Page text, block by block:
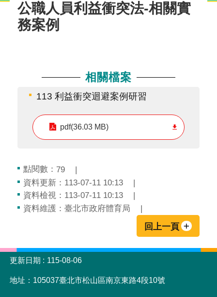
公職人員利益衝突法-相關實
務案例
相關檔案
113 利益衝突迴避案例研習
pdf(36.03 MB)
點閱數： 79
資料更新：113-07-11 10:13
資料檢視：113-07-11 10:13
資料維護：臺北市政府體育局
回上一頁
:::
更新日期
115-08-06
地址：105037臺北市松山區南京東路4段10號